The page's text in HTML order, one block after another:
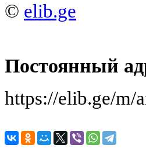
© elib.ge
Постоянный
https://elib.ge/m/